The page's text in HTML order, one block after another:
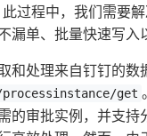
过程中，我们需要
漏单、批量快速写入
和处理来自钉钉的数
get
的审批实例，并支持